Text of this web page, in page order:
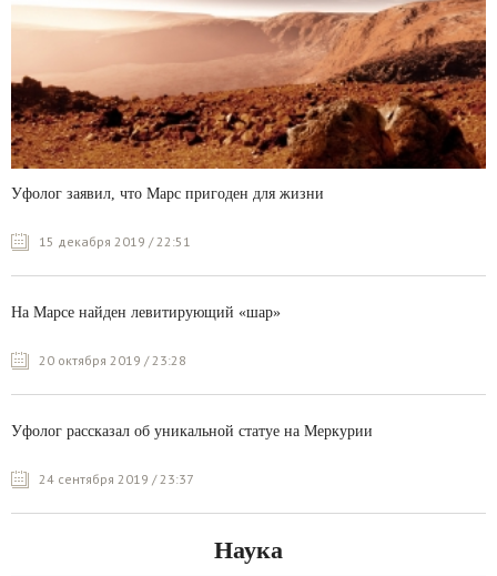
Уфолог заявил, что Марс пригоден для жизни
15 декабря 2019 / 22:51
На Марсе найден левитирующий «шар»
20 октября 2019 / 23:28
Уфолог рассказал об уникальной статуе на Меркурии
24 сентября 2019 / 23:37
Наука